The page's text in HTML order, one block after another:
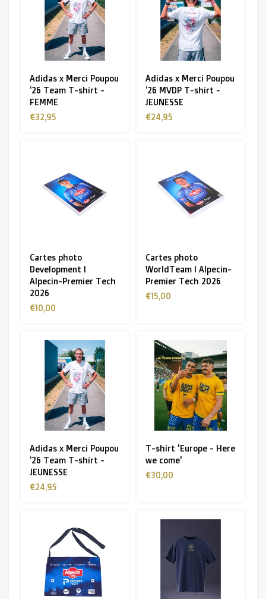
Adidas x Merci Poupou
‘26 Team T-shirt -
FEMME
€32,95
Adidas x Merci Poupou
‘26 MVDP T-shirt -
JEUNESSE
€24,95
Cartes photo
Development I
Alpecin-Premier Tech
2026
€10,00
Cartes photo
WorldTeam I Alpecin-
Premier Tech 2026
€15,00
Adidas x Merci Poupou
‘26 Team T-shirt -
JEUNESSE
€24,95
T-shirt 'Europe - Here
we come'
€30,00